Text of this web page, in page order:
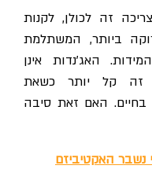
זה לכולן, לקנות
ביותר, המשתלמת
האג'נדות אינן
קל יותר כשאת
האם זאת סיבה
האקטיביזם